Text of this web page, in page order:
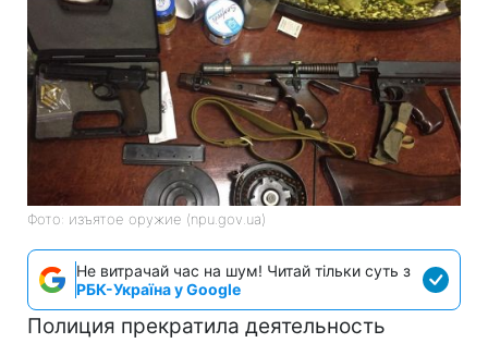
Фото: изъятое оружие (npu.gov.ua)
Не витрачай час на шум! Читай тільки суть з
РБК-Україна у Google
Полиция прекратила деятельность